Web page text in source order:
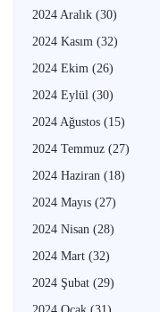
2024 Aralık (30)
2024 Kasım (32)
2024 Ekim (26)
2024 Eylül (30)
2024 Ağustos (15)
2024 Temmuz (27)
2024 Haziran (18)
2024 Mayıs (27)
2024 Nisan (28)
2024 Mart (32)
2024 Şubat (29)